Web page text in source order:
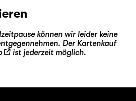
können wir leider keine
Der Kartenkauf
ist jederzeit möglich.